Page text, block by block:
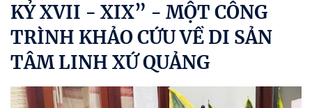
KỶ XVII - XIX” - MỘT CÔNG
TRÌNH KHẢO CỨU VỀ DI SẢN
TÂM LINH XỨ QUẢNG